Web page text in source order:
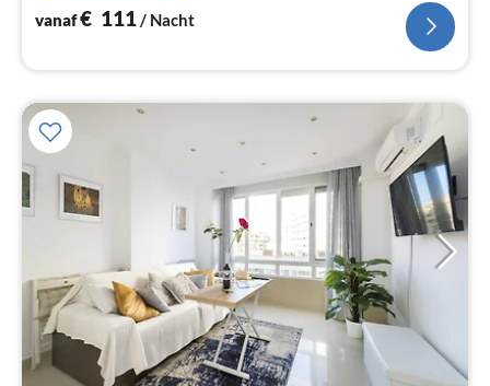
vanaf€ 111/ Nacht